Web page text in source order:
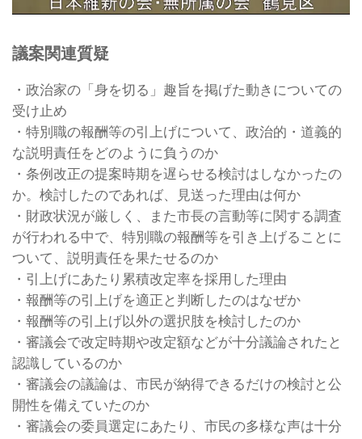
議案関連質疑
・政治家の「身を切る」趣旨を掲げた動きについての
受け止め
・特別職の報酬等の引上げについて、政治的・道義的
な説明責任をどのように負うのか
・条例改正の提案時期を遅らせる検討はしなかったの
か。検討したのであれば、見送った理由は何か
・財政状況が厳しく、また市長の言動等に関する調査
が行われる中で、特別職の報酬等を引き上げることに
ついて、説明責任を果たせるのか
・引上げにあたり累積改定率を採用した理由
・報酬等の引上げを適正と判断したのはなぜか
・報酬等の引上げ以外の選択肢を検討したのか
・審議会で改定時期や改定額などが十分議論されたと
認識しているのか
・審議会の議論は、市民が納得できるだけの検討と公
開性を備えていたのか
・審議会の委員選定にあたり、市民の多様な声は十分